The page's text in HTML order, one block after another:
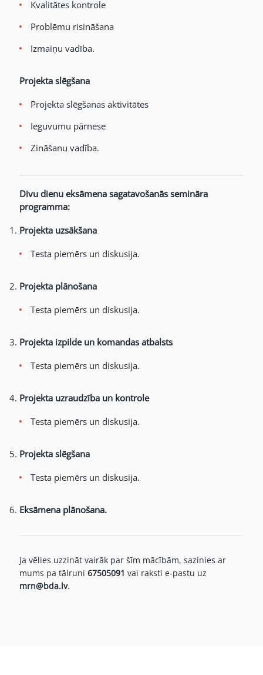
Kvalitātes kontrole
Problēmu risināšana
Izmaiņu vadība.
Projekta slēgšana
Projekta slēgšanas aktivitātes
Ieguvumu pārnese
Zināšanu vadība.
Divu dienu eksāmena sagatavošanās semināra
programma:
Projekta uzsākšana
Testa piemērs un diskusija.
Projekta plānošana
Testa piemērs un diskusija.
Projekta izpilde un komandas atbalsts
Testa piemērs un diskusija.
Projekta uzraudzība un kontrole
Testa piemērs un diskusija.
Projekta slēgšana
Testa piemērs un diskusija.
Eksāmena plānošana.
Ja vēlies uzzināt vairāk par šīm mācībām, sazinies ar
mums pa tālruni 67505091 vai raksti e-pastu uz
mrn@bda.lv.